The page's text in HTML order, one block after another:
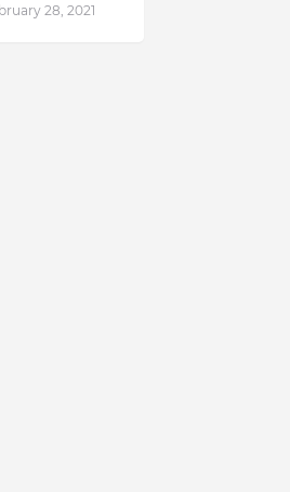
28, 2021